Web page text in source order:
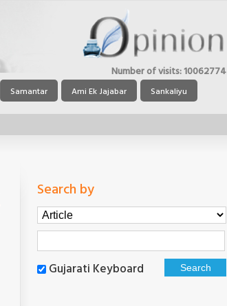
Number of visits:10062774
Samantar Ami Ek Jajabar Sankaliyu
Search by
Gujarati Keyboard